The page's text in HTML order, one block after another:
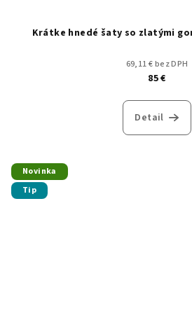
Krátke hnedé šaty so zlatými
69,11 € bez DPH
85 €
Detail
Novinka
Tip